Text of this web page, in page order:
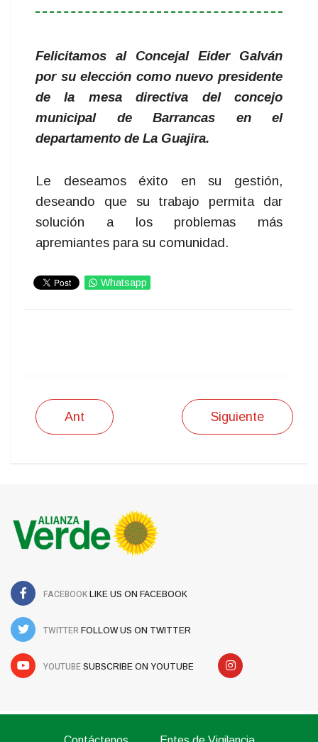
Felicitamos al Concejal Eider Galván
por su elección como nuevo presidente
de la mesa directiva del concejo
municipal de Barrancas en el
departamento de La Guajira.
Le deseamos éxito en su gestión,
deseando que su trabajo permita dar
solución a los problemas más
apremiantes para su comunidad.
Whatsapp
Ant Siguiente
FACEBOOK LIKE US ON FACEBOOK
TWITTER FOLLOW US ON TWITTER
YOUTUBE SUBSCRIBE ON YOUTUBE